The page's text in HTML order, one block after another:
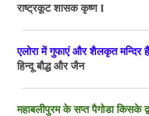
राष्ट्रकूट शासक कृष्ण I
एलोरा में गुफाएं और शैलकृत मन्दिर
हिन्दू बौद्ध और जैन
महाबलीपुरम के सप्त पैगोडा किसके